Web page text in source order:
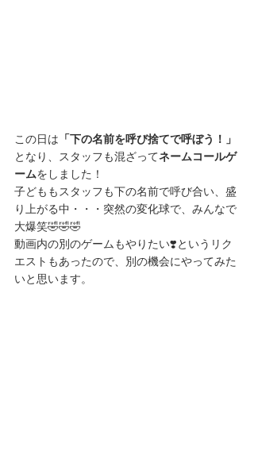
この日は 「下の名前を呼び捨てで呼ぼう！」
となり、スタッフも混ざってネームコールゲ
ームをしました！
子どももスタッフも下の名前で呼び合い、盛
り上がる中・・・突然の変化球で、みんなで
大爆笑🤣🤣🤣
動画内の別のゲームもやりたい❣️というリク
エストもあったので、別の機会にやってみた
いと思います。